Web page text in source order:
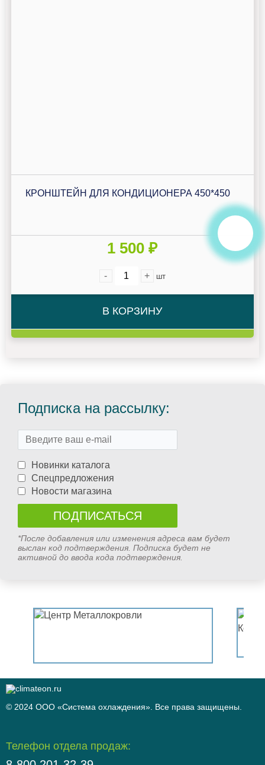
КРОНШТЕЙН ДЛЯ КОНДИЦИОНЕРА 450*450
1 500 ₽
- + шт
В КОРЗИНУ
Подписка на рассылку:
Новинки каталога
Спецпредложения
Новости магазина
*После добавления или изменения адреса вам будет
выслан код подтверждения. Подписка будет не
активной до ввода кода подтверждения.
© 2024 ООО «Система охлаждения». Все права защищены.
Телефон отдела продаж: